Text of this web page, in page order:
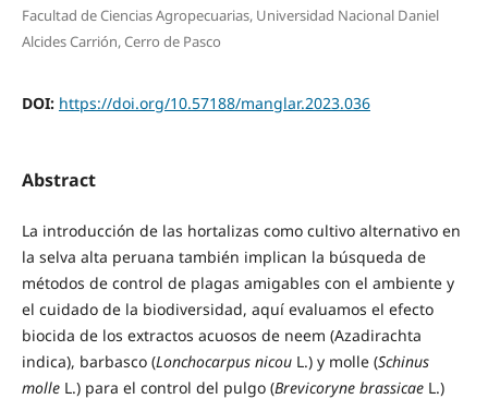
Facultad de Ciencias Agropecuarias, Universidad Nacional Daniel
Alcides Carrión, Cerro de Pasco
DOI: https://doi.org/10.57188/manglar.2023.036
Abstract
La introducción de las hortalizas como cultivo alternativo en
la selva alta peruana también implican la búsqueda de
métodos de control de plagas amigables con el ambiente y
el cuidado de la biodiversidad, aquí evaluamos el efecto
biocida de los extractos acuosos de neem (Azadirachta
indica), barbasco (Lonchocarpus nicouL.) y molle (Schinus
molleL.) para el control del pulgo (Brevicoryne brassicaeL.)